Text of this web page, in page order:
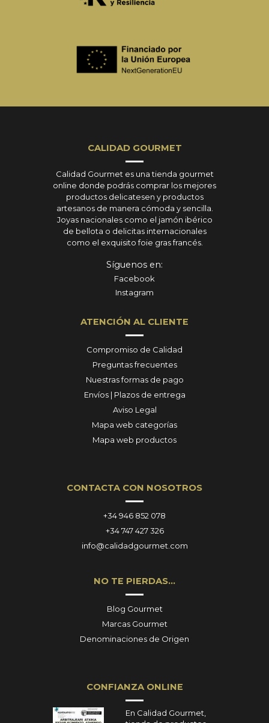
CALIDAD GOURMET
Calidad Gourmet es una tienda gourmet
online donde podrás comprar los mejores
productos delicatesen y productos
artesanos de manera cómoda y sencilla.
Joyas nacionales como el jamón ibérico
de bellota o delicitas internacionales
como el exquisito foie gras francés.
Síguenos en:
Facebook
Instagram
ATENCIÓN AL CLIENTE
Compromiso de Calidad
Preguntas frecuentes
Nuestras formas de pago
Envíos | Plazos de entrega
Aviso Legal
Mapa web categorías
Mapa web productos
CONTACTA CON NOSOTROS
+34 946 852 078
+34 747 427 326
info@calidadgourmet.com
NO TE PIERDAS…
Blog Gourmet
Marcas Gourmet
Denominaciones de Origen
CONFIANZA ONLINE
En Calidad Gourmet,